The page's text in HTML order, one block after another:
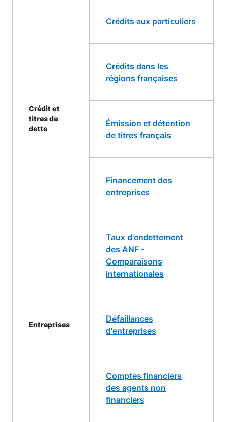
Crédit et
titres de
dette
Crédits aux particuliers
Crédits dans les
régions françaises
Émission et détention
de titres français
Financement des
entreprises
Taux d'endettement
des ANF -
Comparaisons
internationales
Entreprises
Défaillances
d'entreprises
Comptes financiers
des agents non
financiers